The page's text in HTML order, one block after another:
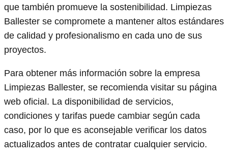
que también promueve la sostenibilidad. Limpiezas
Ballester se compromete a mantener altos estándares
de calidad y profesionalismo en cada uno de sus
proyectos.
Para obtener más información sobre la empresa
Limpiezas Ballester, se recomienda visitar su página
web oficial. La disponibilidad de servicios,
condiciones y tarifas puede cambiar según cada
caso, por lo que es aconsejable verificar los datos
actualizados antes de contratar cualquier servicio.